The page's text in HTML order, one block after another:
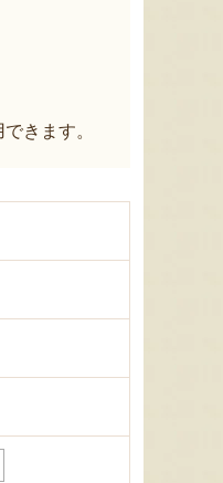
きます。